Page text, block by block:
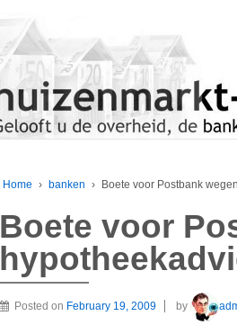
Home › banken › Boete voor Postbank
Boete voor
Posted on February 19, 2009 by